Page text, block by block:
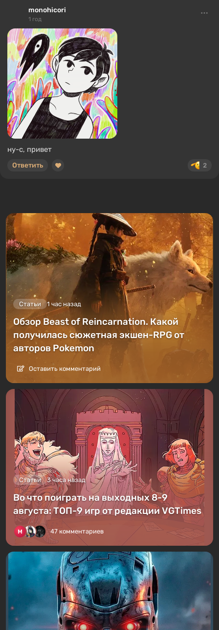
monohicori
1 год
ну-с, привет
2
Ответить
Статьи 1 час назад
Обзор Beast of Reincarnation. Какой
получилась сюжетная экшен-RPG от
авторов Pokemon
Оставить комментарий
Статьи 3 часа назад
Во что поиграть на выходных 8-9
августа: ТОП-9 игр от редакции VGTimes
47 комментариев